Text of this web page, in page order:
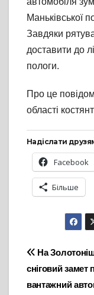
Маньківської
Завдяки
доставити до
пологи.
Про це
області
Надіслати
Facebook
Більше
На
сніговий замет
вантажний